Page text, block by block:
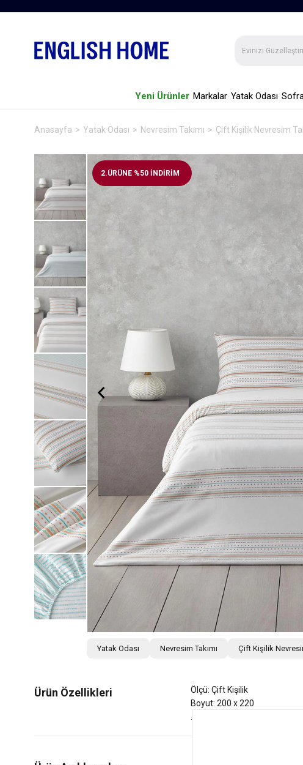
Yeni Ürünler Markalar Yatak Odası
Anasayfa Yatak Odası Nevresim Takımı Çift Kişilik Nevresim
2.ÜRÜNE %50 İNDİRİM
Yatak Odası Nevresim Takımı Çift Kişilik
Ürün Özellikleri
Ölçü: Çift Kişilik
Boyut: 200 x 220